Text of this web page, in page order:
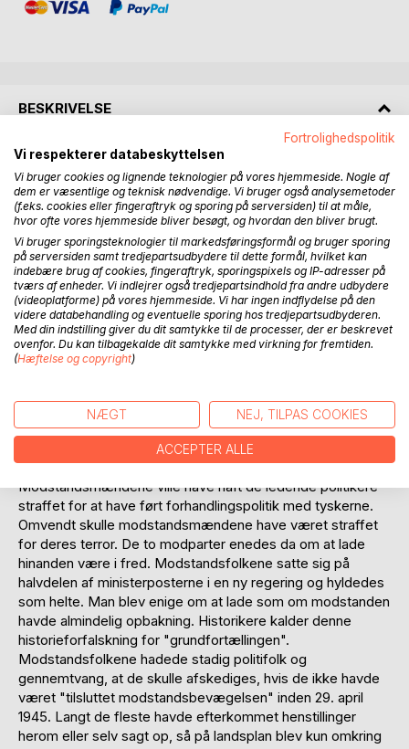
BESKRIVELSE
Bogen "Djursland besat 1940-45. Modstandsmænds
overgreb og helterolle efter befrielsen" beskriver disses
aktiviteter efter besættelsen set i landshistorisk
sammenhæng og - til forskel fra det ellers almindelige - set
mest fra befolkningens side.
Englænderne hvervede via agenter danskere til som
terrorister at modarbejde landets neutralitet.
Modstandsfolkene angreb næsten kun landsmænd. Op til
befrielsen forberedte de deres "D-dag", hvor de ville
indespærre tyskersamarbejdende landsmænd, som de
ikke kunne lide. På Djursland internerede de omkring 220
Mange blev straffet for lovlige handlinger efter
modstandsfolkenes nye straffelov, som gjorde mange
lovlige handlinger ulovlige med tilbagevirkende kraft.
Modstandsmændene ville have haft de ledende politikere
straffet for at have ført forhandlingspolitik med tyskerne.
Omvendt skulle modstandsmændene have været straffet
for deres terror. De to modparter enedes da om at lade
hinanden være i fred. Modstandsfolkene satte sig på
halvdelen af ministerposterne i en ny regering og hyldedes
som helte. Man blev enige om at lade som om modstanden
havde almindelig opbakning. Historikere kalder denne
historieforfalskning for "grundfortællingen".
Modstandsfolkene hadede stadig politifolk og
gennemtvang, at de skulle afskediges, hvis de ikke havde
været "tilsluttet modstandsbevægelsen" inden 29. april
1945. Langt de fleste havde efterkommet henstillinger
herom eller selv sagt op, så på landsplan blev kun omkring
Fortrolighedspolitik
Vi respekterer databeskyttelsen
Vi bruger cookies og lignende teknologier på vores hjemmeside. Nogle af
dem er væsentlige og teknisk nødvendige. Vi bruger også analysemetoder
(f.eks. cookies eller fingeraftryk og sporing på serversiden) til at måle,
hvor ofte vores hjemmeside bliver besøgt, og hvordan den bliver brugt.
Vi bruger sporingsteknologier til markedsføringsformål og bruger sporing
på serversiden samt tredjepartsudbydere til dette formål, hvilket kan
indebære brug af cookies, fingeraftryk, sporingspixels og IP-adresser på
tværs af enheder. Vi indlejrer også tredjepartsindhold fra andre udbydere
(videoplatforme) på vores hjemmeside. Vi har ingen indflydelse på den
videre databehandling og eventuelle sporing hos tredjepartsudbyderen.
Med din indstilling giver du dit samtykke til de processer, der er beskrevet
ovenfor. Du kan tilbagekalde dit samtykke med virkning for fremtiden.
(Hæftelse og copyright)
NÆGT NEJ, TILPAS COOKIES
ACCEPTER ALLE